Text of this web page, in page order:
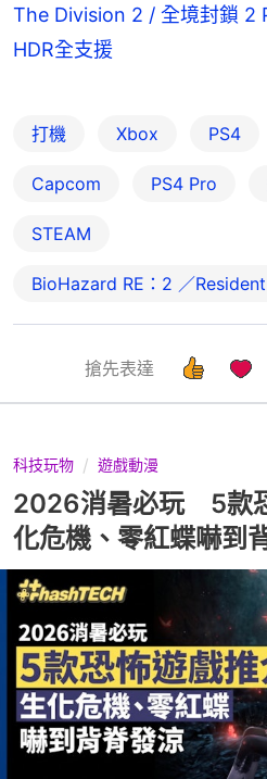
The Division 2 / 全境封鎖 2
HDR全支援
打機 Xbox PS4
Capcom PS4 Pro
STEAM
BioHazard RE：2 ／
搶先表達
科技玩物 遊戲動漫
2026消暑必玩 5款
化危機、零紅蝶嚇到